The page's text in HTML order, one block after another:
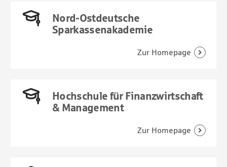
Nord-Ostdeutsche
Sparkassenakademie
Hochschule für Finanzwirtschaft
& Management